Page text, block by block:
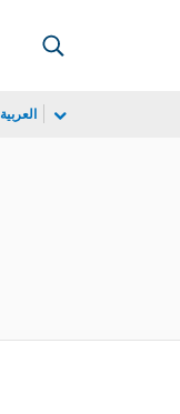
العربية